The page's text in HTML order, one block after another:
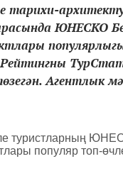
тарихи-
ЮНЕСКО
Агентлык